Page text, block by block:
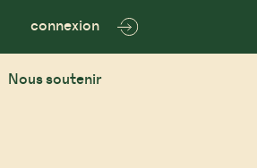
connexion
Nous soutenir